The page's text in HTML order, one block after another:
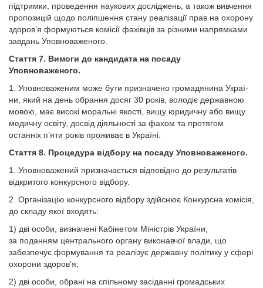
підтримки, проведення наукових досліджень, а також вивчення
пропозицій щодо поліпшення стану реалізації прав на охорону
здоров’я формуються комісії фахівців за різними напрямками
завдань Уповноваженого.
Стаття 7. Вимоги до кандидата на посаду
Уповноваженого.
1. Уповноваженим може бути призначено громадянина Украї­
ни, який на день обрання досяг 30 років, володіє державною
мовою, має високі моральні якості, вищу юридичну або вищу
медичну освіту, досвід діяльності за фахом та протягом
останніх п’яти років проживає в Україні.
Стаття 8. Процедура відбору на посаду Уповноваженого.
1. Уповноважений призначається відповідно до результатів
відкритого конкурсного відбору.
2. Організацію конкурсного відбору здійснює Конкурсна комісія,
до складу якої входять:
1) дві особи, визначені Кабінетом Міністрів України,
за поданням центрального органу виконавчої влади, що
забезпечує формування та реалізує державну політику у сфері
охорони здоров’я;
2) дві особи, обрані на спільному засіданні громадських